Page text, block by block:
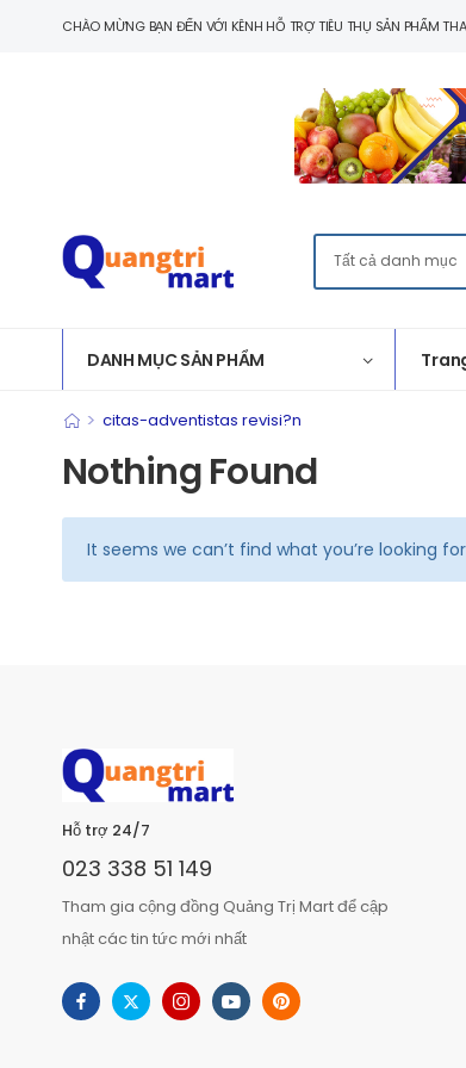
CHÀO MỪNG BẠN ĐẾN VỚI KÊNH HỖ TRỢ TIÊU THỤ SẢN PHẨM
DANH MỤC SẢN PHẨM
> citas-adventistas revisi?n
Nothing Found
It seems we can’t find what you’re looking
Hỗ trợ 24/7
023 338 51 149
Tham gia cộng đồng Quảng Trị Mart để cập
nhật các tin tức mới nhất